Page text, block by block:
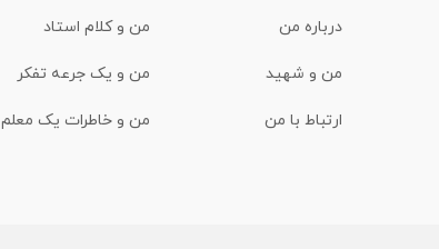
درباره من من و کلام استاد
من و شهید من و یک جرعه تفکر
ارتباط با من من و خاطرات یک معلم